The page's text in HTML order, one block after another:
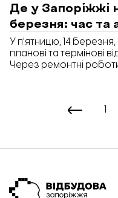
Де у Запоріжжі
березня: час та
У п'ятницю, 14
планові та термінові
Через ремонтні